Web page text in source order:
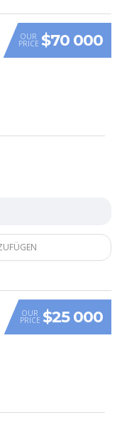
OUR
PRICE $70 000
VIDEO
OUR
PRICE $25 000